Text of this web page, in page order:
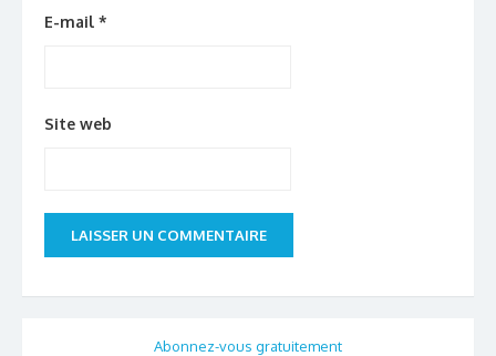
E-mail *
Site web
Abonnez-vous gratuitement